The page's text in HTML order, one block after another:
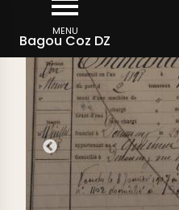
contenu
principal
MENU
Bagou Coz DZ